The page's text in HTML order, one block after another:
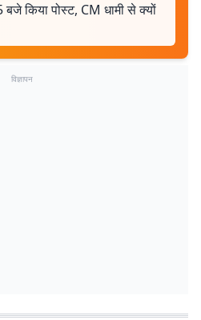
किया पोस्ट, CM धामी से क्यों
विज्ञापन